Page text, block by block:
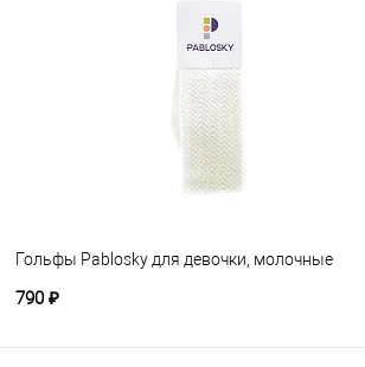
Гольфы Pablosky для девочки, молочные
790 ₽